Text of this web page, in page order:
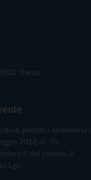
Trento
pubblici all'editoria
2017, n. 70.
f) del comma 2
Lgs.